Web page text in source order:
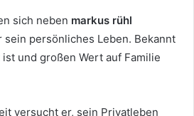
sich neben markus rühl
sein persönliches Leben. Bekannt
und großen Wert auf Familie
versucht er, sein Privatleben